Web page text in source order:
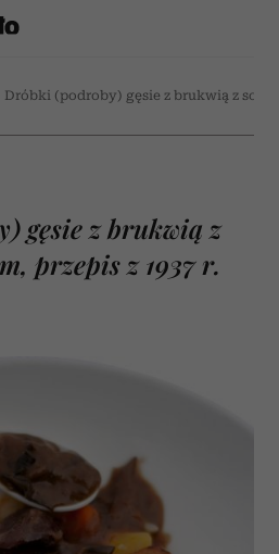
Dróbki (podroby) gęsie z brukwią z
gęsie z brukwią z
przepis z 1937 r.